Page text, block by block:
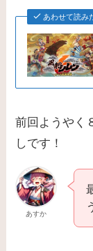
あわせて読み
前回ようやく
しです！
あすか